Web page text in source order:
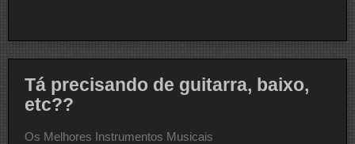
Tá precisando de guitarra, baixo,
etc??
Os Melhores Instrumentos Musicais